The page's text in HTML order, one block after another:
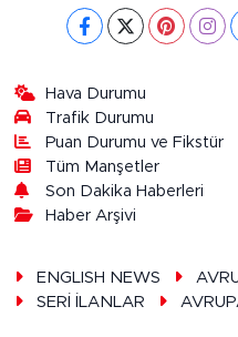
Hava Durumu
Trafik Durumu
Puan Durumu ve Fikstür
Tüm Manşetler
Son Dakika Haberleri
Haber Arşivi
ENGLISH NEWS
SERİ İLANLAR